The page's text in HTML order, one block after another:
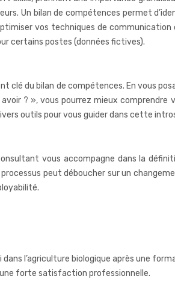
Un bilan de compétences permet
vos techniques de
certains postes (données fictives).
du bilan de compétences. En vous
? », vous pourrez mieux comprendre
outils pour vous guider dans cette
vous accompagne dans la
peut déboucher sur un
l’agriculture biologique après une
une forte satisfaction professionnelle.